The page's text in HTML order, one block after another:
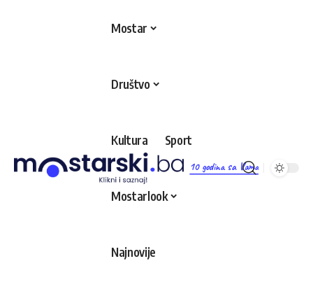
10 godina sa Vama
Mostar
Društvo
Kultura Sport
Mostarlook
Najnovije